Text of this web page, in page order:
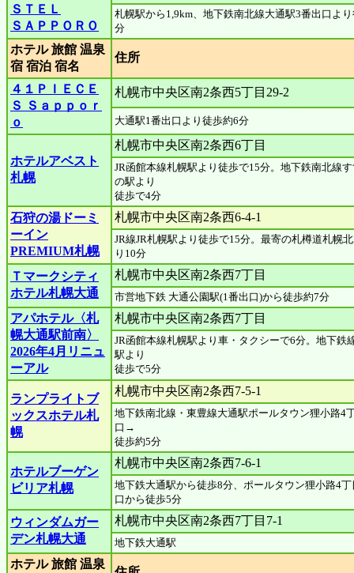
ＳＴＥＬ
ＳＡＰＰＯＲＯ
札幌駅から1,9km、地下鉄南北線大通駅3番出口よ
分
ホテル 旅館 温泉
宿 宿泊 宿名
住所
４１ＰＩＥＣＥ
Ｓ Ｓａｐｐｏｒ
ｏ
札幌市中央区南2条西5丁目29-2
大通駅1番出口より徒歩約6分
ホテルアベスト
札幌
札幌市中央区南2条西6丁目
JR函館本線札幌駅より徒歩で15分。地下鉄南北線
の駅より
徒歩で4分
石狩の湯ドーミ
ーイン
PREMIUM札幌
札幌市中央区南2条西6-4-1
JR線JR札幌駅より徒歩で15分。最寄の札樽道札幌
り10分
Ｔマークシティ
ホテル札幌大通
札幌市中央区南2条西7丁目
市営地下鉄 大通公園駅(1番出口)から徒歩約7分
アパホテル〈札
幌大通駅前南〉
2026年4月リニュ
ーアル
札幌市中央区南2条西7丁目
JR函館本線札幌駅より車・タクシーで6分。地下鉄
駅より
徒歩で5分
ランプライトブ
ックスホテル札
幌
札幌市中央区南2条西7-5-1
地下鉄南北線・東豊線大通駅ポールタウン狸小路4
口→
徒歩約5分
ホテルブーゲン
ビリア札幌
札幌市中央区南2条西7-6-1
地下鉄大通駅から徒歩8分、ポールタウン狸小路4丁
口から徒歩5分
ウィンダムガー
デン札幌大通
札幌市中央区南2条西7丁目7-1
地下鉄大通駅
ホテル 旅館 温泉